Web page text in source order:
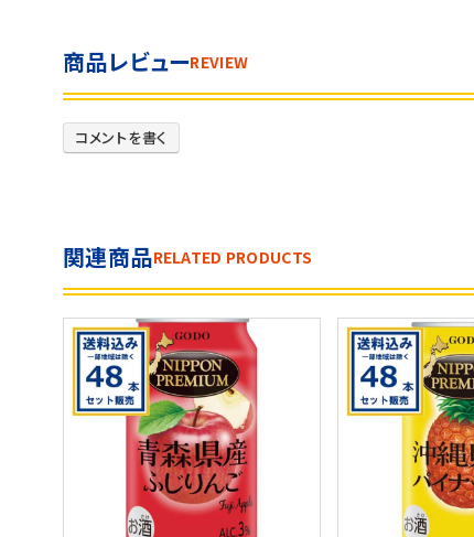
商品レビューREVIEW
コメントを書く
関連商品RELATED PRODUCTS